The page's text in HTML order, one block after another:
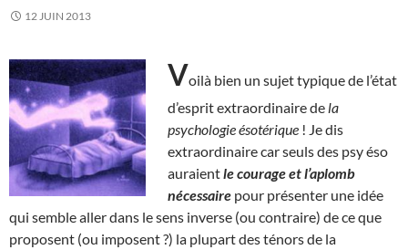
12 JUIN 2013
Voilà bien un sujet typique de l’état
d’esprit extraordinaire de la
psychologie ésotérique ! Je dis
extraordinaire car seuls des psy éso
auraientle courage et l’aplomb
nécessaire pour présenter une idée
qui semble aller dans le sens inverse (ou contraire) de ce que
proposent (ou imposent ?) la plupart des ténors de la